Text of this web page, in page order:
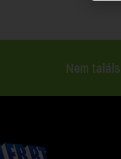
Nem